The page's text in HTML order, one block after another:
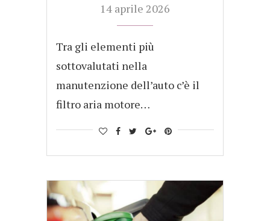
14 aprile 2026
Tra gli elementi più
sottovalutati nella
manutenzione dell’auto c’è il
filtro aria motore…